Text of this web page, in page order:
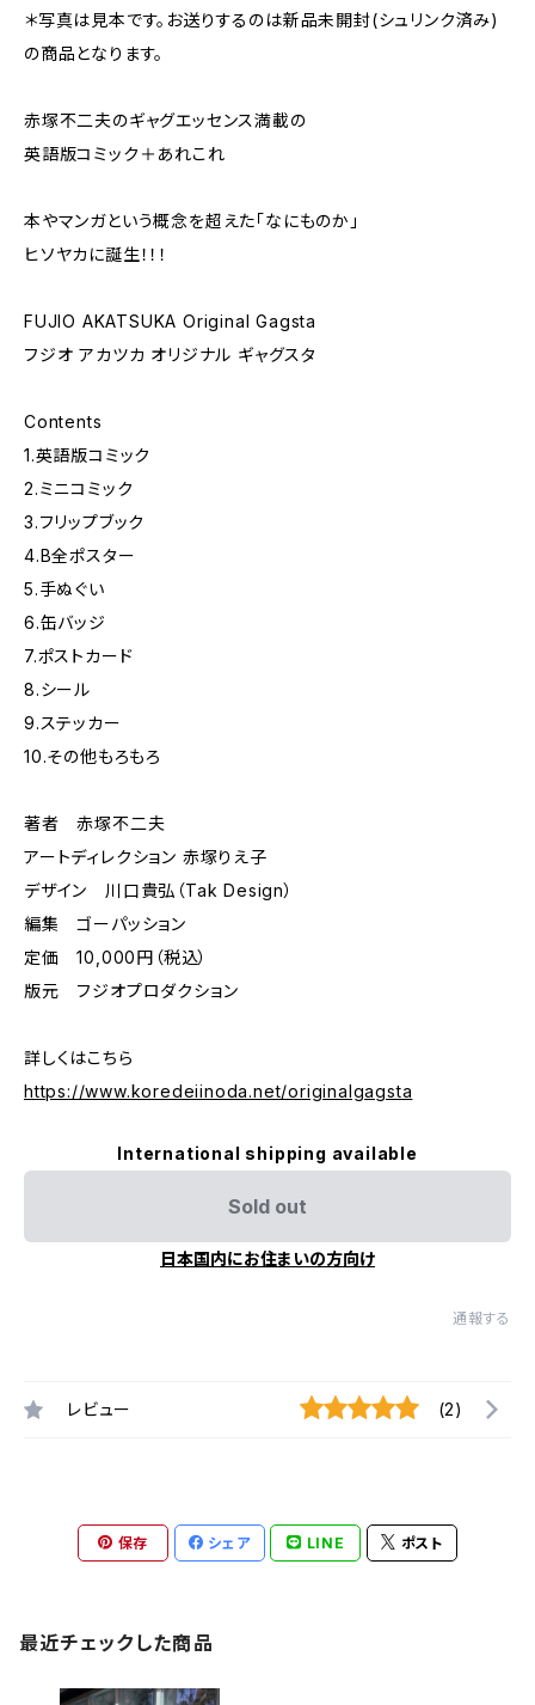
＊写真は見本です。お送りするのは新品未開封(シュリンク済み)
の商品となります。
赤塚不二夫のギャグエッセンス満載の
英語版コミック＋あれこれ
本やマンガという概念を超えた「なにものか」
ヒソヤカに誕生！！！
FUJIO AKATSUKA Original Gagsta
フジオ アカツカ オリジナル ギャグスタ
Contents
1.英語版コミック
2.ミニコミック
3.フリップブック
4.B全ポスター
5.手ぬぐい
6.缶バッジ
7.ポストカード
8.シール
9.ステッカー
10.その他もろもろ
著者 赤塚不二夫
アートディレクション 赤塚りえ子
デザイン 川口貴弘（Tak Design）
編集 ゴーパッション
定価 10,000円（税込）
版元 フジオプロダクション
詳しくはこちら
https://www.koredeiinoda.net/originalgagsta
International shipping available
Sold out
日本国内にお住まいの方向け
通報する
レビュー (2)
保存 シェア LINE ポスト
最近チェックした商品